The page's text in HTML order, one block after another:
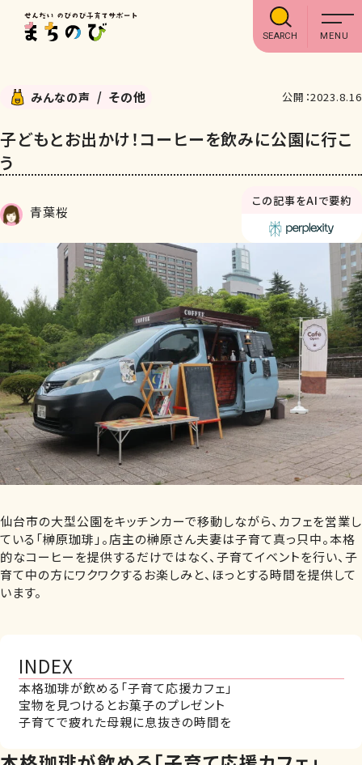
SEARCH
みんなの声 その他 公開：2023.8.16
子どもとお出かけ！コーヒーを飲みに公園に行こ
う
青葉桜
この記事をAIで要約
仙台市の大型公園をキッチンカーで移動しながら、カフェを営業し
ている「榊原珈琲」。店主の榊原さん夫妻は子育て真っ只中。本格
的なコーヒーを提供するだけではなく、子育てイベントを行い、子
育て中の方にワクワクするお楽しみと、ほっとする時間を提供して
います。
INDEX
本格珈琲が飲める「子育て応援カフェ」
宝物を見つけるとお菓子のプレゼント
子育てで疲れた母親に息抜きの時間を